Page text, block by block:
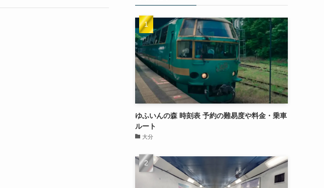
ゆふいんの森 時刻表 予約の難易度や料金・乗車
ルート
大分